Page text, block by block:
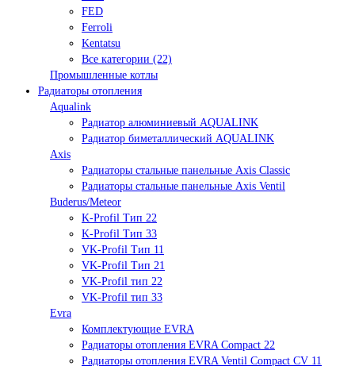
FED
Ferroli
Kentatsu
Все категории (22)
Промышленные котлы
Радиаторы отопления
Aqualink
Радиатор алюминиевый AQUALINK
Радиатор биметаллический AQUALINK
Axis
Радиаторы стальные панельные Axis Classic
Радиаторы стальные панельные Axis Ventil
Buderus/Meteor
K-Profil Тип 22
K-Profil Тип 33
VK-Profil Тип 11
VK-Profil Тип 21
VK-Profil тип 22
VK-Profil тип 33
Evra
Комплектующие EVRA
Радиаторы отопления EVRA Compact 22
Радиаторы отопления EVRA Ventil Compact CV 11